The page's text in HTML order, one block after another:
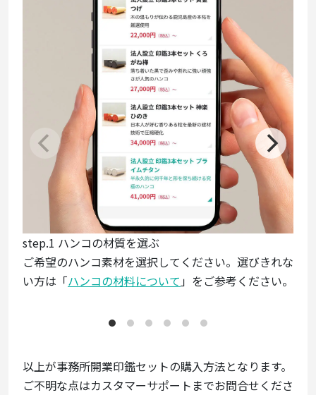
step.1 ハンコの材質を選ぶ
ご希望のハンコ素材を選択してください。選びきれな
い方は「ハンコの材料について」をご参考ください。
以上が事務所開業印鑑セットの購入方法となります。
ご不明な点はカスタマーサポートまでお問合せくださ